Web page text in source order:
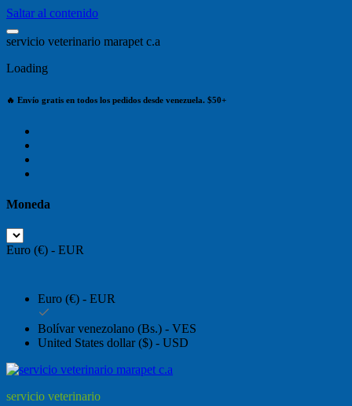
Saltar al contenido
servicio veterinario marapet c.a
Loading
🔥 Envío gratis en todos los pedidos desde venezuela. $50+
Moneda
Euro (€) - EUR
Euro (€) - EUR
Bolívar venezolano (Bs.) - VES
United States dollar ($) - USD
servicio veterinario